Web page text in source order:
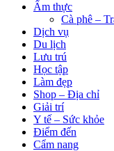
Ẩm thực
Cà phê –
Dịch vụ
Du lịch
Lưu trú
Học tập
Làm đẹp
Shop – Địa chỉ
Giải trí
Y tế – Sức khỏe
Điểm đến
Cẩm nang